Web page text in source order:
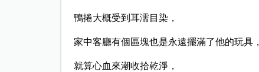
鴨捲大概受到耳濡目染，
家中客廳有個區塊也是永遠擺滿了他的玩具，
就算心血來潮收拾乾淨，